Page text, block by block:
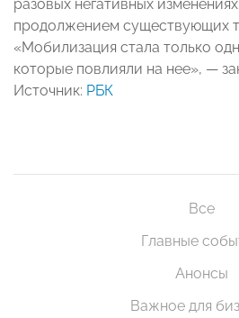
разовых негативных
продолжением существующих
«Мобилизация стала только
которые повлияли на нее», —
Источник: РБК
Все
Главные
Анонсы
Важное для